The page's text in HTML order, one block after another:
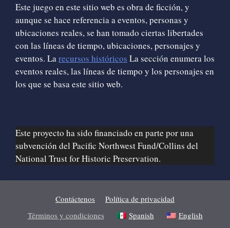
Este juego en este sitio web es obra de ficción, y
aunque se hace referencia a eventos, personas y
ubicaciones reales, se han tomado ciertas libertades
con las líneas de tiempo, ubicaciones, personajes y
eventos. Larecursos históricos La sección enumera los
eventos reales, las líneas de tiempo y los personajes en
los que se basa este sitio web.
Este proyecto ha sido financiado en parte por una
subvención del Pacific Northwest Fund/Collins del
National Trust for Historic Preservation.
Contáctenos
Política de privacidad
Términos y condiciones
Spanish English